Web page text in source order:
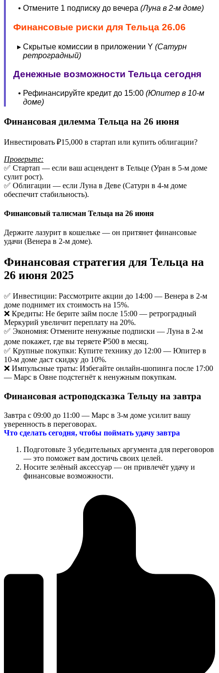
Отмените 1 подписку до вечера (Луна в 2-м доме)
Финансовые риски для Тельца 26.06
Скрытые комиссии в приложении Y (Сатурн
ретроградный)
Денежные возможности Тельца сегодня
Рефинансируйте кредит до 15:00 (Юпитер в 10-м
доме)
Финансовая дилемма Тельца на 26 июня
Инвестировать ₽15,000 в стартап или купить облигации?
Проверьте:
✅ Стартап — если ваш асцендент в Тельце (Уран в 5-м доме
сулит рост).
✅ Облигации — если Луна в Деве (Сатурн в 4-м доме
обеспечит стабильность).
Финансовый талисман Тельца на 26 июня
Держите лазурит в кошельке — он притянет финансовые
удачи (Венера в 2-м доме).
Финансовая стратегия для Тельца на
26 июня 2025
✅ Инвестиции: Рассмотрите акции до 14:00 — Венера в 2-м
доме поднимет их стоимость на 15%.
❌ Кредиты: Не берите займ после 15:00 — ретроградный
Меркурий увеличит переплату на 20%.
✅ Экономия: Отмените ненужные подписки — Луна в 2-м
доме покажет, где вы теряете ₽500 в месяц.
✅ Крупные покупки: Купите технику до 12:00 — Юпитер в
10-м доме даст скидку до 10%.
❌ Импульсные траты: Избегайте онлайн-шопинга после 17:00
— Марс в Овне подстегнёт к ненужным покупкам.
Финансовая астроподсказка Тельцу на завтра
Завтра с 09:00 до 11:00 — Марс в 3-м доме усилит вашу
уверенность в переговорах.
Что сделать сегодня, чтобы поймать удачу завтра
Подготовьте 3 убедительных аргумента для переговоров
— это поможет вам достичь своих целей.
Носите зелёный аксессуар — он привлечёт удачу и
финансовые возможности.